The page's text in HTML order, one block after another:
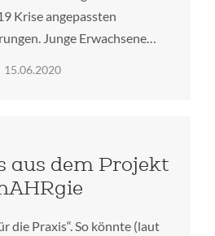
Krise angepassten
Junge Erwachsene…
15.06.2020
aus dem Projekt
die Praxis“. So könnte (laut